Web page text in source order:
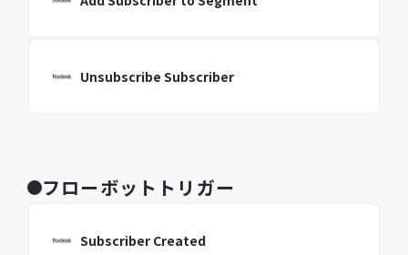
Unsubscribe Subscriber
フローボットトリガー
Subscriber Created